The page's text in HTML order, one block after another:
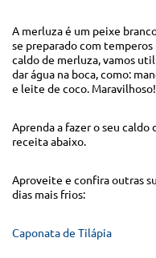
A merluza é um peixe
se preparado com
caldo de merluza, vamos
dar água na boca, como:
e leite de coco. Maravilhoso!
Aprenda a fazer o seu caldo
receita abaixo.
Aproveite e confira outras
dias mais frios:
Caponata de Tilápia